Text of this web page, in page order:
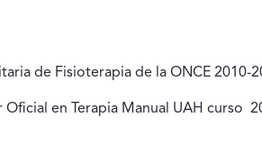
de Fisioterapia de la ONCE 2010-
en Terapia Manual UAH curso